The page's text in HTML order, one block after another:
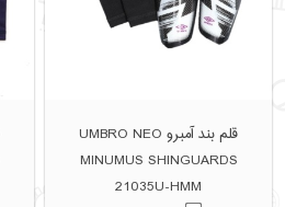
قلم بند آمبرو UMBRO NEO
MINUMUS SHINGUARDS
21035U-HMM